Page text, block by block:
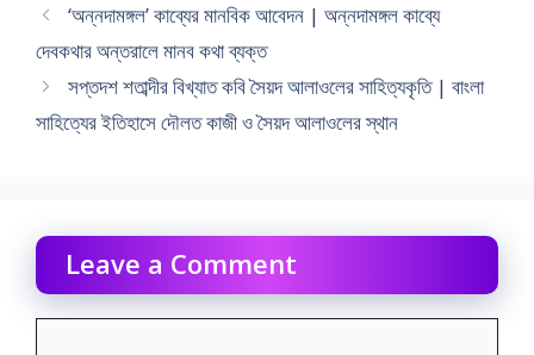
‘অন্নদামঙ্গল’ কাব্যের মানবিক আবেদন | অন্নদামঙ্গল কাব্যে
দেবকথার অন্তরালে মানব কথা ব্যক্ত
সপ্তদশ শতাব্দীর বিখ্যাত কবি সৈয়দ আলাওলের সাহিত্যকৃতি | বাংলা
সাহিত্যের ইতিহাসে দৌলত কাজী ও সৈয়দ আলাওলের স্থান
Leave a Comment